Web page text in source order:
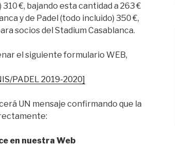
€, bajando esta cantidad a 263 €
y de Padel (todo incluido) 350 €,
socios del Stadium Casablanca.
el siguiente formulario WEB,
PADEL 2019-2020]
UN mensaje confirmando que la
en nuestra Web